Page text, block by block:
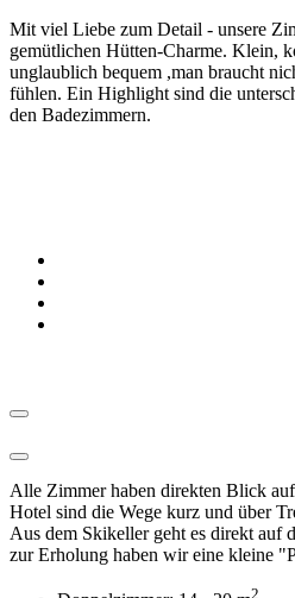
Mit viel Liebe zum Detail - unsere
gemütlichen Hütten-Charme. Klein,
unglaublich bequem ,man braucht
fühlen. Ein Highlight sind die
den Badezimmern.
Alle Zimmer haben direkten Blick
Hotel sind die Wege kurz und über
Aus dem Skikeller geht es direkt auf
zur Erholung haben wir eine kleine
2